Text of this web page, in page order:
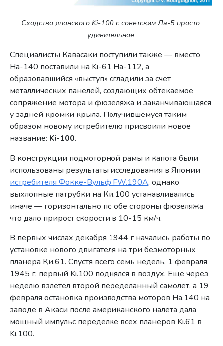
Сходство японского Ki-100 с советским Ла-5 просто
удивительное
Специалисты Кавасаки поступили также — вместо
Ha-140 поставили на Ki-61 Ha-112, а
образовавшийся «выступ» сгладили за счет
металлических панелей, создающих обтекаемое
сопряжение мотора и фюзеляжа и заканчивающаяся
у задней кромки крыла. Получившемуся таким
образом новому истребителю присвоили новое
название: Ki-100.
В конструкции подмоторной рамы и капота были
использованы результаты исследования в Японии
истребителя Фокке-Вульф FW.190А, однако
выхлопные патрубки на Ки.100 устанавливались
иначе — горизонтально по обе стороны фюзеляжа
что дало прирост скорости в 10-15 км/ч.
В первых числах декабря 1944 г начались работы по
установке нового двигателя на три безмоторных
планера Ки.61. Спустя всего семь недель, 1 февраля
1945 г, первый Ki.100 поднялся в воздух. Еще через
неделю взлетел второй переделанный самолет, а 19
февраля остановка производства моторов Ha.140 на
заводе в Акаси после американского налета дала
мощный импульс переделке всех планеров Ki.61 в
Ki.100.